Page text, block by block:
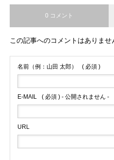
0 コメント
この記事へのコメントはありませ
名前（例：山田 太郎） ( 必須 )
E-MAIL ( 必須 ) - 公開されません -
URL